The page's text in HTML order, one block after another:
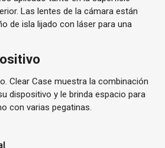
Las lentes de la cámara están
de isla lijado con láser para una
Clear Case muestra la combinación
dispositivo y le brinda espacio para
con varias pegatinas.